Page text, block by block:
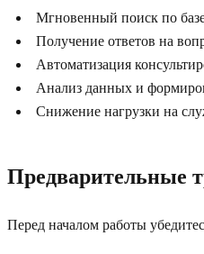
Мгновенный поиск по
Получение ответов на
Автоматизация
Анализ данных и
Снижение нагрузки на
Предварительные
Перед началом работы